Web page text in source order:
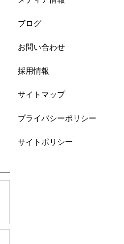
ブログ
お問い合わせ
採用情報
サイトマップ
プライバシーポリシー
サイトポリシー